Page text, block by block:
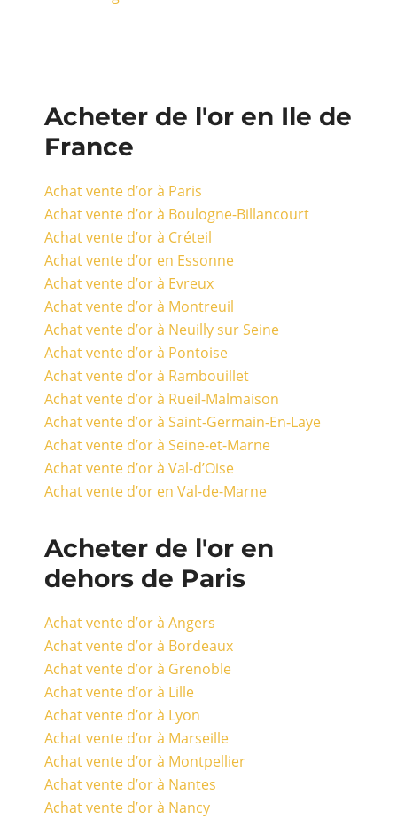
Acheter de l'or en Ile de
France
Achat vente d’or à Paris
Achat vente d’or à Boulogne-Billancourt
Achat vente d’or à Créteil
Achat vente d’or en Essonne
Achat vente d’or à Evreux
Achat vente d’or à Montreuil
Achat vente d’or à Neuilly sur Seine
Achat vente d’or à Pontoise
Achat vente d’or à Rambouillet
Achat vente d’or à Rueil-Malmaison
Achat vente d’or à Saint-Germain-En-Laye
Achat vente d’or à Seine-et-Marne
Achat vente d’or à Val-d’Oise
Achat vente d’or en Val-de-Marne
Acheter de l'or en
dehors de Paris
Achat vente d’or à Angers
Achat vente d’or à Bordeaux
Achat vente d’or à Grenoble
Achat vente d’or à Lille
Achat vente d’or à Lyon
Achat vente d’or à Marseille
Achat vente d’or à Montpellier
Achat vente d’or à Nantes
Achat vente d’or à Nancy